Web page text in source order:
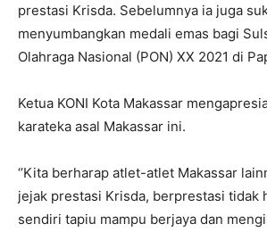
prestasi Krisda. Sebelumnya ia juga
menyumbangkan medali emas bagi
Olahraga Nasional (PON) XX 2021 di
Ketua KONI Kota Makassar
karateka asal Makassar ini.
‘’Kita berharap atlet-atlet Makassar
jejak prestasi Krisda, berprestasi tidak
sendiri tapiu mampu berjaya dan